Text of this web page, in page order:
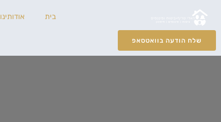
לתוכן
בית אודותינו
שלח הודעה בוואטסאפ